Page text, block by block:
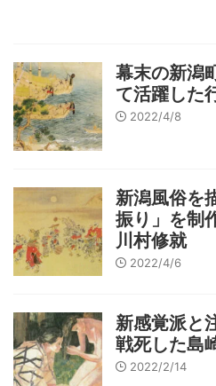
幕末の新潟
て活躍した
2022/4/8
新潟風俗を
振り」を制
川村修就
2022/4/6
新感覚派と
戦死した島
2022/2/14